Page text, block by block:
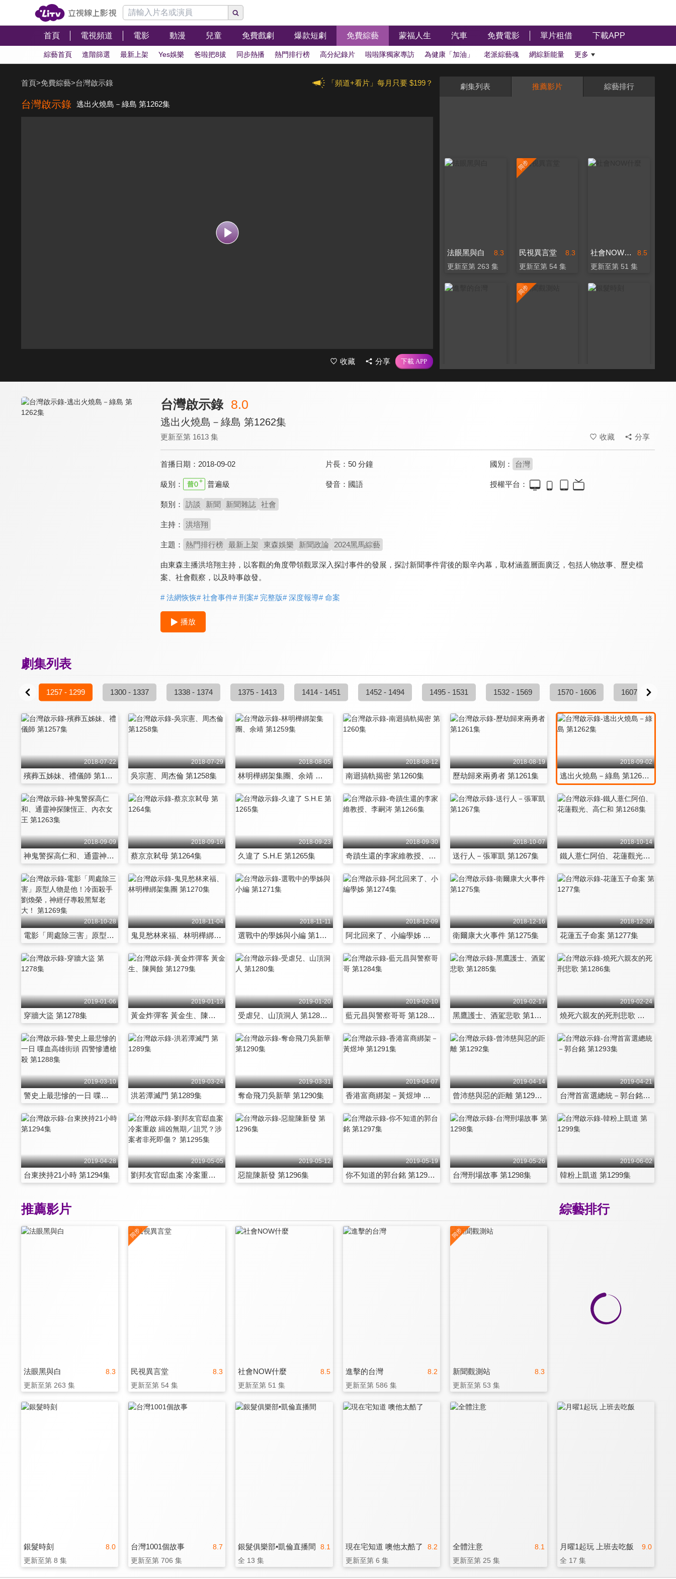
首頁 電視頻道 電影 動漫 兒童 免費戲劇 爆款短劇 免費綜藝 蒙福人生 汽車 免費電影 單片租借 下載APP
綜藝首頁 進階篩選 最新上架 Yes娛樂 爸啦把8拔 同步熱播 熱門排行榜 高分紀錄片 啦啦隊獨家專訪 為健康「加油」 老派綜藝魂 網綜新能量 更多
「頻道+看片」每月只要 $199？
首頁>免費綜藝>台灣啟示錄
台灣啟示錄 逃出火燒島－綠島 第1262集
收藏 分享
劇集列表 推薦影片 綜藝排行
8.3
法眼黑與白
更新至第 263 集
8.3
民視異言堂
更新至第 54 集
8.5
社會NOW什麼
更新至第 51 集
台灣啟示錄 8.0
逃出火燒島－綠島 第1262集
更新至第 1613 集 收藏 分享
首播日期： 2018-09-02 片長： 50 分鐘 國別： 台灣
級別： 普遍級 發音： 國語 授權平台：
類別： 訪談 新聞 新聞雜誌 社會
主持： 洪培翔
主題： 熱門排行榜 最新上架 東森娛樂 新聞政論 2024黑馬綜藝
由東森主播洪培翔主持，以客觀的角度帶領觀眾深入探討事件的發展，探討新聞事件背後的艱辛內幕，取材涵蓋層面廣泛，包括人物故事、歷史檔
案、社會觀察，以及時事啟發。
# 法網恢恢# 社會事件# 刑案# 完整版# 深度報導# 命案
播放
劇集列表
1257 - 1299 1300 - 1337 1338 - 1374 1375 - 1413 1414 - 1451 1452 - 1494 1495 - 1531 1532 - 1569 1570 - 1606 1607 - 1613
2018-07-22
殯葬五姊妹、禮儀師 第1257集
2018-07-29
吳宗憲、周杰倫 第1258集
2018-08-05
林明樺綁架集團、余靖 第1259集
2018-08-12
南迴搞軌揭密 第1260集
2018-08-19
歷劫歸來兩勇者 第1261集
2018-09-02
逃出火燒島－綠島 第1262集
2018-09-09
神鬼警探高仁和、通靈神探陳恆正、內衣女王 第1263集
2018-09-16
蔡京京弒母 第1264集
2018-09-23
久違了 S.H.E 第1265集
2018-09-30
奇蹟生還的李家維教授、李嗣涔 第1266集
2018-10-07
送行人－張軍凱 第1267集
2018-10-14
鐵人薏仁阿伯、花蓮觀光、高仁和 第1268集
2018-10-28
電影「周處除三害」原型人物是他！冷面殺手劉煥榮，神經仔專殺黑幫老大！ 第1269集
2018-11-04
鬼見愁林來福、林明樺綁架集團 第1270集
2018-11-11
選戰中的學姊與小編 第1271集
2018-12-09
阿北回來了、小編學姊 第1274集
2018-12-16
衛爾康大火事件 第1275集
2018-12-30
花蓮五子命案 第1277集
2019-01-06
穿牆大盜 第1278集
2019-01-13
黃金炸彈客 黃金生、陳興餘 第1279集
2019-01-20
受虐兒、山頂洞人 第1280集
2019-02-10
藍元昌與警察哥哥 第1284集
2019-02-17
黑鷹護士、酒駕悲歌 第1285集
2019-02-24
燒死六親友的死刑悲歌 第1286集
2019-03-10
警史上最悲慘的一日 喋血高雄街頭 四警慘遭槍殺 第1288集
2019-03-24
洪若潭滅門 第1289集
2019-03-31
奪命飛刀吳新華 第1290集
2019-04-07
香港富商綁架－黃煜坤 第1291集
2019-04-14
曾沛慈與惡的距離 第1292集
2019-04-21
台灣首富選總統－郭台銘 第1293集
2019-04-28
台東挾持21小時 第1294集
2019-05-05
劉邦友官邸血案 冷案重啟 緝凶無期／詛咒？涉案者非死即傷？ 第1295集
2019-05-12
惡龍陳新發 第1296集
2019-05-19
你不知道的郭台銘 第1297集
2019-05-26
台灣刑場故事 第1298集
2019-06-02
韓粉上凱道 第1299集
綜藝排行
推薦影片
8.3
法眼黑與白
更新至第 263 集
8.3
民視異言堂
更新至第 54 集
8.5
社會NOW什麼
更新至第 51 集
8.2
進擊的台灣
更新至第 586 集
8.3
新聞觀測站
更新至第 53 集
8.0
銀髮時刻
更新至第 8 集
8.7
台灣1001個故事
更新至第 706 集
8.1
銀髮俱樂部•凱倫直播間
全 13 集
8.2
現在宅知道 噢他太酷了
更新至第 6 集
8.1
全體注意
更新至第 25 集
9.0
月曜1起玩 上班去吃飯
全 17 集